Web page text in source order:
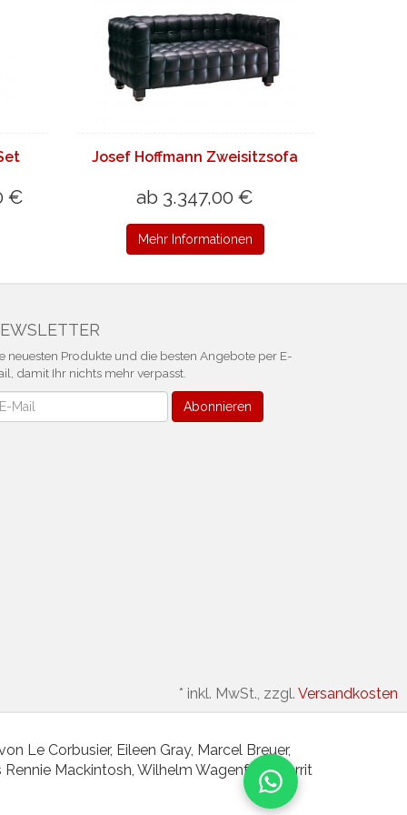
€
Josef Hoffmann Zweisitzsofa
ab 3.347,00 €
Mehr Informationen
neuesten Produkte und die besten Angebote per E-
damit Ihr nichts mehr verpasst.
Abonnieren
* inkl. MwSt., zzgl. Versandkosten
Le Corbusier, Eileen Gray, Marcel Breuer,
Mackintosh, Wilhelm Wagenfeld, Gerrit